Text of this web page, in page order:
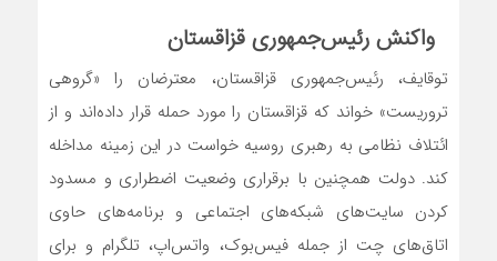
واکنش رئیس‌‌جمهوری قزاقستان
توقایف، رئیس‌‌جمهوری قزاقستان، معترضان را «گروهی
تروریست» خواند که قزاقستان را مورد حمله قرار داده‌‌اند و از
ائتلاف نظامی به رهبری روسیه خواست در این زمینه مداخله
کند. دولت همچنین با برقراری وضعیت اضطراری و مسدود
کردن سایت‌‌های شبکه‌های اجتماعی و برنامه‌های حاوی
اتاق‌‌های چت از جمله فیس‌‌بوک، واتس‌‌اپ، تلگرام و برای